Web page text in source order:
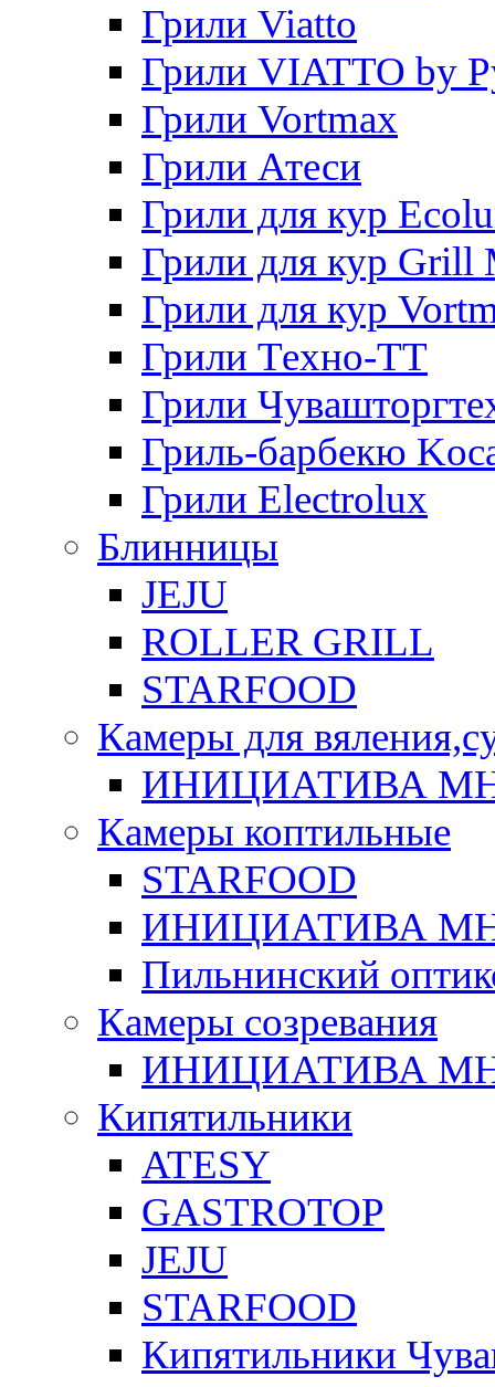
Грили Viatto
Грили VIATTO by
Грили Vortmax
Грили Атеси
Грили для кур
Грили для кур Grill
Грили для кур
Грили Техно-ТТ
Грили
Гриль-барбекю
Грили Electrolux
Блинницы
JEJU
ROLLER GRILL
STARFOOD
Камеры для
ИНИЦИАТИВА
Камеры коптильные
STARFOOD
ИНИЦИАТИВА
Пильнинский
Камеры созревания
ИНИЦИАТИВА
Кипятильники
ATESY
GASTROTOP
JEJU
STARFOOD
Кипятильники